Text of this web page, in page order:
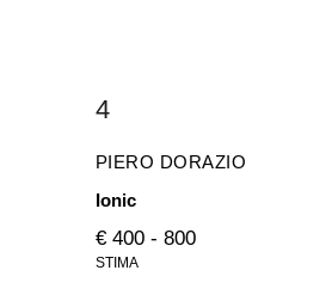
4
PIERO DORAZIO
Ionic
€ 400 - 800
STIMA